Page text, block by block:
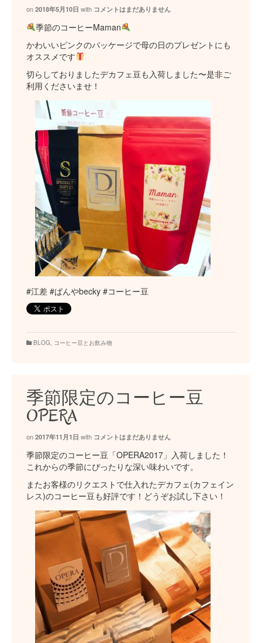
on 2018年5月10日 with コメントはまだありません
季節のコーヒーMaman
かわいいピンクのパッケージで母の日のプレゼントにも
オススメです
切らしておりましたデカフェ豆も入荷しました〜是非ご
利用くださいませ！
#江差 #ぱんやbecky #コーヒー豆
BLOG コーヒー豆とお飲み物
季節限定のコーヒー豆
OPERA
on 2017年11月1日 with コメントはまだありません
季節限定のコーヒー豆「OPERA2017」入荷しました！
これからの季節にぴったりな深い味わいです。
またお客様のリクエストで仕入れたデカフェ(カフェイン
レス)のコーヒー豆も好評です！どうぞお試し下さい！